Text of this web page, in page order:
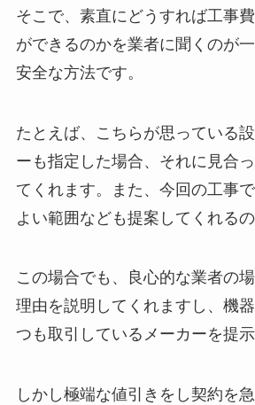
そこで、素直にどうすれば工事
ができるのかを業者に聞くのが
安全な方法です。
たとえば、こちらが思っている
ーも指定した場合、それに見合
てくれます。また、今回の工事
よい範囲なども提案してくれるの
この場合でも、良心的な業者の
理由を説明してくれますし、機
つも取引しているメーカーを提示
しかし極端な値引きをし契約を